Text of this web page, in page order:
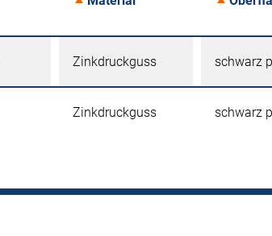
Zinkdruckguss schwarz
Zinkdruckguss schwarz